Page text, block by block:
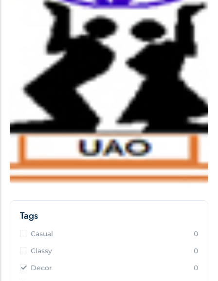
Tags
Casual
0
Classy
0
Decor
0